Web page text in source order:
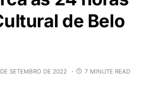
de Belo
SETEMBRO DE 2022 7 MINUTE READ